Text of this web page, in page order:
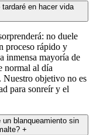
en hacer vida
no duele
proceso rápido y
inmensa mayoría de
normal al día
Nuestro objetivo no es
para sonreír y el
blanqueamiento sin
+